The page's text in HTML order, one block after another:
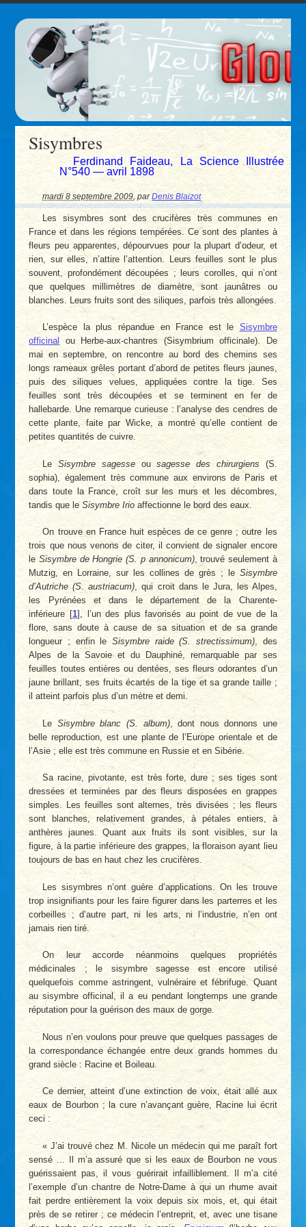
Sisymbres
Ferdinand Faideau, La Science Illustrée
N°540 — avril 1898
mardi 8 septembre 2009,parDenis Blaizot
Les sisymbres sont des crucifères très communes en
France et dans les régions tempérées. Ce sont des plantes à
fleurs peu apparentes, dépourvues pour la plupart d’odeur, et
rien, sur elles, n’attire l’attention. Leurs feuilles sont le plus
souvent, profondément découpées ; leurs corolles, qui n’ont
que quelques millimètres de diamètre, sont jaunâtres ou
blanches. Leurs fruits sont des siliques, parfois très allongées.
L’espèce la plus répandue en France est le Sisymbre
officinalou Herbe-aux-chantres (Sisymbrium officinale). De
mai en septembre, on rencontre au bord des chemins ses
longs rameaux grêles portant d’abord de petites fleurs jaunes,
puis des siliques velues, appliquées contre la tige. Ses
feuilles sont très découpées et se terminent en fer de
hallebarde. Une remarque curieuse : l’analyse des cendres de
cette plante, faite par Wicke, a montré qu’elle contient de
petites quantités de cuivre.
LeSisymbre sagesseousagesse des chirurgiens (S.
sophia), également très commune aux environs de Paris et
dans toute la France, croît sur les murs et les décombres,
tandis que leSisymbre Irioaffectionne le bord des eaux.
On trouve en France huit espèces de ce genre ; outre les
trois que nous venons de citer, il convient de signaler encore
leSisymbre de Hongrie (S. p annonicum), trouvé seulement à
Mutzig, en Lorraine, sur les collines de grès ; leSisymbre
d’Autriche (S. austriacum), qui croit dans le Jura, les Alpes,
les Pyrénées et dans le département de la Charente-
inférieure[1], l’un des plus favorisés au point de vue de la
flore, sans doute à cause de sa situation et de sa grande
longueur ; enfin le Sisymbre raide (S. strectissimum), des
Alpes de la Savoie et du Dauphiné, remarquable par ses
feuilles toutes entières ou dentées, ses fleurs odorantes d’un
jaune brillant, ses fruits écartés de la tige et sa grande taille ;
il atteint parfois plus d’un mètre et demi.
Le Sisymbre blanc (S. album), dont nous donnons une
belle reproduction, est une plante de l’Europe orientale et de
l’Asie ; elle est très commune en Russie et en Sibérie.
Sa racine, pivotante, est très forte, dure ; ses tiges sont
dressées et terminées par des fleurs disposées en grappes
simples. Les feuilles sont alternes, très divisées ; les fleurs
sont blanches, relativement grandes, à pétales entiers, à
anthères jaunes. Quant aux fruits ils sont visibles, sur la
figure, à la partie inférieure des grappes, la floraison ayant lieu
toujours de bas en haut chez les crucifères.
Les sisymbres n’ont guère d’applications. On les trouve
trop insignifiants pour les faire figurer dans les parterres et les
corbeilles ; d’autre part, ni les arts, ni l’industrie, n’en ont
jamais rien tiré.
On leur accorde néanmoins quelques propriétés
médicinales ; le sisymbre sagesse est encore utilisé
quelquefois comme astringent, vulnéraire et fébrifuge. Quant
au sisymbre officinal, il a eu pendant longtemps une grande
réputation pour la guérison des maux de gorge.
Nous n’en voulons pour preuve que quelques passages de
la correspondance échangée entre deux grands hommes du
grand siècle : Racine et Boileau.
Ce dernier, atteint d’une extinction de voix, était allé aux
eaux de Bourbon ; la cure n’avançant guère, Racine lui écrit
ceci :
« J’ai trouvé chez M. Nicole un médecin qui me paraît fort
sensé ... Il m’a assuré que si les eaux de Bourbon ne vous
guérissaient pas, il vous guérirait infailliblement. Il m’a cité
l’exemple d’un chantre de Notre-Dame à qui un rhume avait
fait perdre entièrement la voix depuis six mois, et, qui était
près de se retirer ; ce médecin l’entreprit, et, avec une tisane